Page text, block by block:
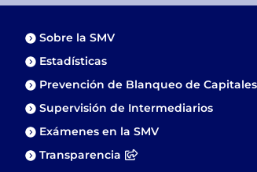
Sobre la SMV
Estadísticas
Prevención de Blanqueo de Capitales
Supervisión de Intermediarios
Exámenes en la SMV
Transparencia